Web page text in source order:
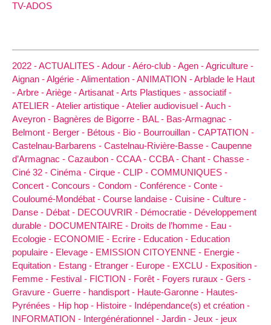
TV-ADOS
2022 -ACTUALITES -Adour -Aéro-club -Agen -Agriculture -
Aignan -Algérie -Alimentation -ANIMATION -Arblade le Haut
-Arbre -Ariège -Artisanat -Arts Plastiques - associatif -
ATELIER -Atelier artistique -Atelier audiovisuel -Auch -
Aveyron - Bagnères de Bigorre - BAL - Bas-Armagnac -
Belmont - Berger - Bétous - Bio - Bourrouillan - CAPTATION -
Castelnau-Barbarens - Castelnau-Rivière-Basse - Caupenne
d’Armagnac - Cazaubon - CCAA - CCBA - Chant - Chasse -
Ciné 32 - Cinéma - Cirque - CLIP - COMMUNIQUES -
Concert - Concours - Condom - Conférence - Conte -
Couloumé-Mondébat - Course landaise - Cuisine - Culture -
Danse - Débat - DECOUVRIR - Démocratie - Développement
durable - DOCUMENTAIRE - Droits de l’homme - Eau -
Ecologie - ECONOMIE - Ecrire - Education - Education
populaire - Elevage - EMISSION CITOYENNE - Energie -
Equitation - Estang - Etranger - Europe - EXCLU - Exposition -
Femme - Festival - FICTION - Forêt - Foyers ruraux - Gers -
Gravure - Guerre - handisport - Haute-Garonne - Hautes-
Pyrénées - Hip hop - Histoire - Indépendance(s) et création -
INFORMATION - Intergénérationnel - Jardin - Jeux - jeux